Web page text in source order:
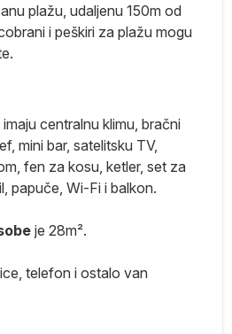
plažu, udaljenu 150m od
i peškiri za plažu mogu
imaju centralnu klimu, bračni
mini bar, satelitsku TV,
fen za kosu, ketler, set za
papuče, Wi-Fi i balkon.
je 28m².
telefon i ostalo van